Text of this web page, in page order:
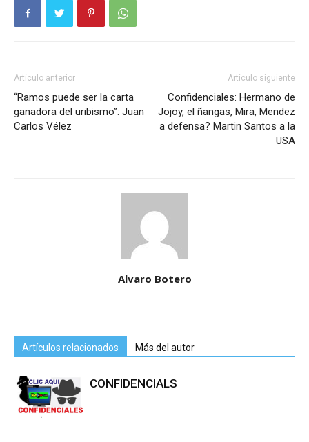
Artículo anterior
“Ramos puede ser la carta
ganadora del uribismo”: Juan
Carlos Vélez
Artículo siguiente
Confidenciales: Hermano de
Jojoy, el ñangas, Mira, Mendez
a defensa? Martin Santos a la
USA
Alvaro Botero
Artículos relacionados Más del autor
CONFIDENCIALS